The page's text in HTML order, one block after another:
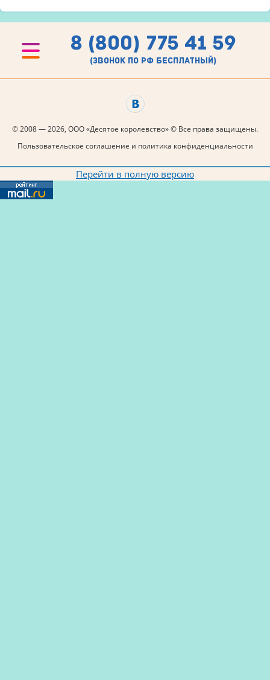
8 (800) 775 41 59
(звонок по рф бесплатный)
© 2008 — 2026, ООО «Десятое королевство» © Все права защищены.
Пользовательское соглашение и политика конфиденциальности
Перейти в полную версию